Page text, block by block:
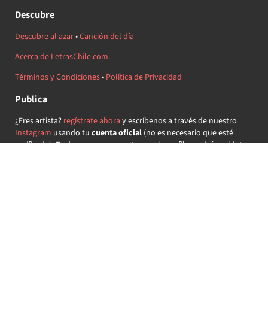
Descubre
Descubre al azar•Canción del día
Acerca de LetrasChile.com
Términos y Condiciones• Política de Privacidad
Publica
¿Eres artista? regístrate ahora y escríbenos a través de nuestro
Instagram usando tu cuenta oficial(no es necesario que esté
verificada) ¡Te daremos acceso a tu propio perfil y podrás subir tus